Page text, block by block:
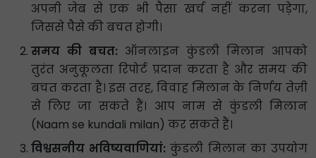
अपनी जेब से एक भी पैसा खर्च नहीं करना पड़ेगा,
जिससे पैसे की बचत होगी।
समय की बचत: ऑनलाइन कुंडली मिलान आपको
तुरंत अनुकूलता रिपोर्ट प्रदान करता है और समय की
बचत करता है। इस तरह, विवाह मिलान के निर्णय तेज़ी
से लिए जा सकते हैं। आप नाम से कुंडली मिलान
(Naam se kundali milan) कर सकते हैं।
विश्वसनीय भविष्यवाणियां: कुंडली मिलान का उपयोग